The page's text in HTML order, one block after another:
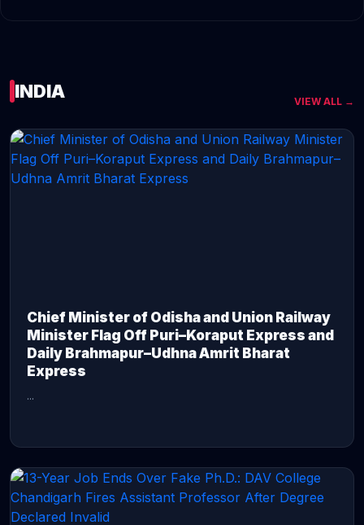
INDIA VIEW ALL →
Chief Minister of Odisha and Union Railway
Minister Flag Off Puri–Koraput Express and
Daily Brahmapur–Udhna Amrit Bharat
Express
...